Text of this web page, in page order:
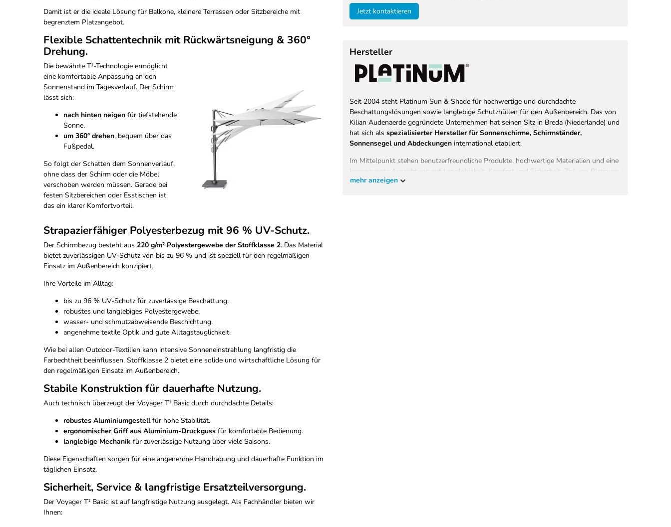
Damit ist er die ideale Lösung für Balkone, kleinere Terrassen oder Sitzbereiche mit
begrenztem Platzangebot.
Flexible Schattentechnik mit Rückwärtsneigung & 360°
Drehung.
Die bewährte T¹-Technologie ermöglicht
eine komfortable Anpassung an den
Sonnenstand im Tagesverlauf. Der Schirm
lässt sich:
nach hinten neigen für tiefstehende
Sonne.
um 360° drehen, bequem über das
Fußpedal.
So folgt der Schatten dem Sonnenverlauf,
ohne dass der Schirm oder die Möbel
verschoben werden müssen. Gerade bei
festen Sitzbereichen oder Esstischen ist
das ein klarer Komfortvorteil.
Strapazierfähiger Polyesterbezug mit 96 % UV-Schutz.
Der Schirmbezug besteht aus 220 g/m² Polyestergewebe der Stoffklasse 2. Das Material
bietet zuverlässigen UV-Schutz von bis zu 96 % und ist speziell für den regelmäßigen
Einsatz im Außenbereich konzipiert.
Ihre Vorteile im Alltag:
bis zu 96 % UV-Schutz für zuverlässige Beschattung.
robustes und langlebiges Polyestergewebe.
wasser- und schmutzabweisende Beschichtung.
angenehme textile Optik und gute Alltagstauglichkeit.
Wie bei allen Outdoor-Textilien kann intensive Sonneneinstrahlung langfristig die
Farbechtheit beeinflussen. Stoffklasse 2 bietet eine solide und wirtschaftliche Lösung für
den regelmäßigen Einsatz im Außenbereich.
Stabile Konstruktion für dauerhafte Nutzung.
Auch technisch überzeugt der Voyager T¹ Basic durch durchdachte Details:
robustes Aluminiumgestellfür hohe Stabilität.
ergonomischer Griff aus Aluminium-Druckguss für komfortable Bedienung.
langlebige Mechanik für zuverlässige Nutzung über viele Saisons.
Diese Eigenschaften sorgen für eine angenehme Handhabung und dauerhafte Funktion im
täglichen Einsatz.
Sicherheit, Service & langfristige Ersatzteilversorgung.
Der Voyager T¹ Basic ist auf langfristige Nutzung ausgelegt. Als Fachhändler bieten wir
Ihnen:
Jetzt kontaktieren
Hersteller
Seit 2004 steht Platinum Sun & Shade für hochwertige und durchdachte
Beschattungslösungen sowie langlebige Schutzhüllen für den Außenbereich. Das von
Kilian Audenaerde gegründete Unternehmen hat seinen Sitz in Breda (Niederlande) und
hat sich als spezialisierter Hersteller für Sonnenschirme, Schirmständer,
Sonnensegel und Abdeckungen international etabliert.
Im Mittelpunkt stehen benutzerfreundliche Produkte, hochwertige Materialien und eine
konsequente Ausrichtung auf Langlebigkeit, Komfort und Sicherheit. Ziel von Platinum
ist es, Menschen weltweit zu ermöglichen, sonnige Tage im eigenen Garten, auf der
mehr anzeigen